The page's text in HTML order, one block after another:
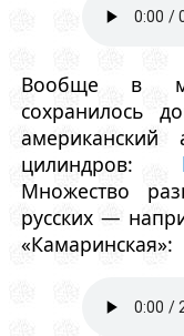
Вообще в
сохранилось
цилиндров:
Множество
русских —
«Камаринская»: